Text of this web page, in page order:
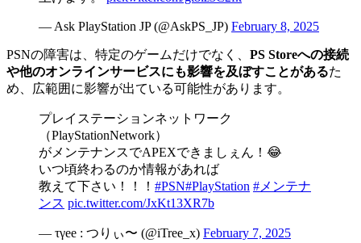
— Ask PlayStation JP (@AskPS_JP) February 8, 2025
PSNの障害は、特定のゲームだけでなく、 PS Storeへの接続
や他のオンラインサービスにも影響を及ぼすことがあるた
め、広範囲に影響が出ている可能性があります。
プレイステーションネットワーク
（PlayStationNetwork）
がメンテナンスでAPEXできましぇん！😂
いつ頃終わるのか情報があれば
教えて下さい！！！ #PSN#PlayStation #メンテナ
ンス pic.twitter.com/JxKt13XR7b
— τγee : つりぃ〜 (@iTree_x) February 7, 2025